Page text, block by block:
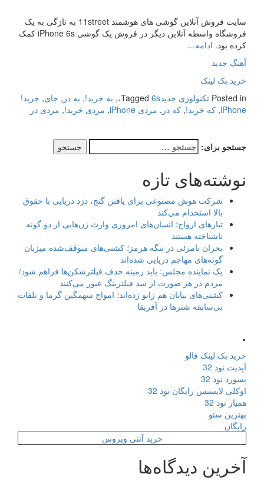
سایت فروش آنلاین گوشی های هوشمند 11street به تازگی به یک
فروشگاه واسطه آنلاین دیگر در فروش یک گوشی iPhone 6s کمک
کرده بود. ادامه…
آهنگ جدید
خرید بک لینک
Posted in تکنولوژی جدید Tagged 6s، , به خرید!, به در , جای, خرید!
iPhone
, که خرید!, که در , مردی iPhone , مردی خرید!, مردی در
جستجو برای:
نوشته‌های تازه
شرکت هوش مصنوعی برای یافتن گنج، دزد دریایی با حقوق
بالا استخدام می‌کند
تبارهای ارواح؛ انسان‌های امروزی وارث ژن‌هایی از دو گونه
ناشناخته هستند
بحران نامرئی در تنگه هرمز؛ کشتی‌های متوقف‌شده میزبان
گونه‌های مهاجم دریایی شده‌اند
یک نماینده مجلس: باید زمینه حذف فیلترشکن‌ها فراهم شود/
مردم در هر صورت از سد فیلترینگ عبور می‌کنند
کشتی‌های بیابان هم زانو زده‌اند؛ امواج سهمگین گرما و تلفات
بی‌سابقه شترها در آفریقا
.
خرید بک لینک فالو
آپدیت نود 32
پسورد نود 32
اوکلی لایسنس رایگان نود 32
همیار نود 32
بهترین سئو
رایگان
خرید آنتی ویروس
آخرین دیدگاه‌ها